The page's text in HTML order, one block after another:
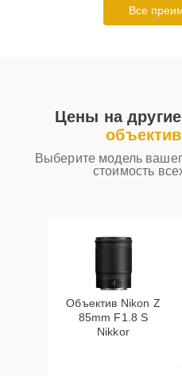
Все
Цены на
Выберите модель
стоимость
Объектив Nikon Z
85mm F1.8 S
Nikkor